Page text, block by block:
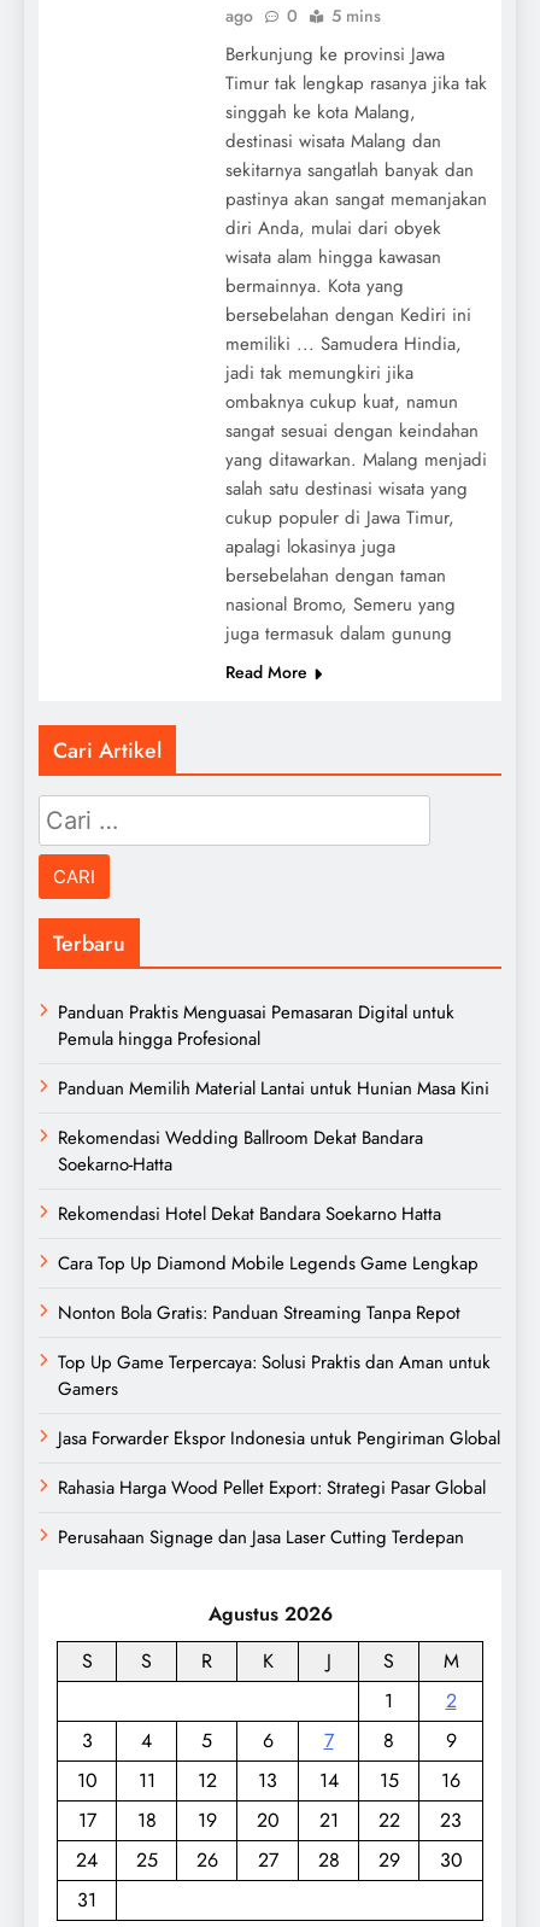
ago
0 5 mins
Berkunjung ke provinsi Jawa
Timur tak lengkap rasanya jika tak
singgah ke kota Malang,
destinasi wisata Malang dan
sekitarnya sangatlah banyak dan
pastinya akan sangat memanjakan
diri Anda, mulai dari obyek
wisata alam hingga kawasan
bermainnya. Kota yang
bersebelahan dengan Kediri ini
memiliki ... Samudera Hindia,
jadi tak memungkiri jika
ombaknya cukup kuat, namun
sangat sesuai dengan keindahan
yang ditawarkan. Malang menjadi
salah satu destinasi wisata yang
cukup populer di Jawa Timur,
apalagi lokasinya juga
bersebelahan dengan taman
nasional Bromo, Semeru yang
juga termasuk dalam gunung
Read More
Cari Artikel
Cari
untuk:
Terbaru
Panduan Praktis Menguasai Pemasaran Digital untuk
Pemula hingga Profesional
Panduan Memilih Material Lantai untuk Hunian Masa Kini
Rekomendasi Wedding Ballroom Dekat Bandara
Soekarno-Hatta
Rekomendasi Hotel Dekat Bandara Soekarno Hatta
Cara Top Up Diamond Mobile Legends Game Lengkap
Nonton Bola Gratis: Panduan Streaming Tanpa Repot
Top Up Game Terpercaya: Solusi Praktis dan Aman untuk
Gamers
Jasa Forwarder Ekspor Indonesia untuk Pengiriman Global
Rahasia Harga Wood Pellet Export: Strategi Pasar Global
Perusahaan Signage dan Jasa Laser Cutting Terdepan
Agustus 2026
S
S R K J S
M
1
2
3
4 5 6 7 8
9
10
11 12 13 14 15
16
17
18 19 20 21 22
23
24
25 26 27 28 29
30
31